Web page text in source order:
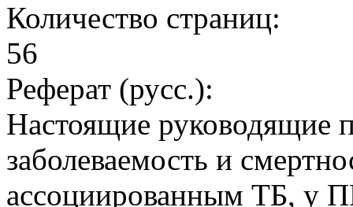
Количество страниц:
56
Реферат (русс.):
Настоящие руководящие
заболеваемость и
ассоциированным ТБ, у